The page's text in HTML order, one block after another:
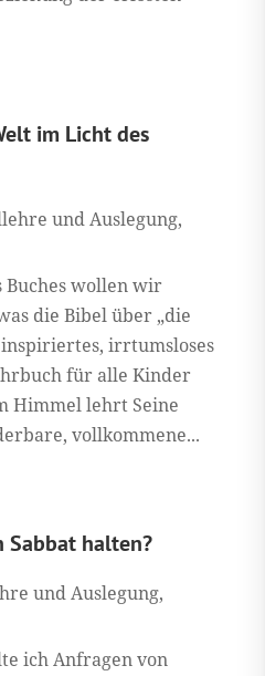
im Licht des
und Auslegung,
wollen wir
die Bibel über „die
inspiriertes, irrtumsloses
für alle Kinder
Himmel lehrt Seine
vollkommene...
Sabbat halten?
und Auslegung,
ich Anfragen von